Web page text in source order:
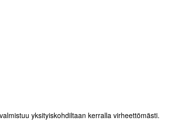
yksityiskohdiltaan kerralla virheettömästi.